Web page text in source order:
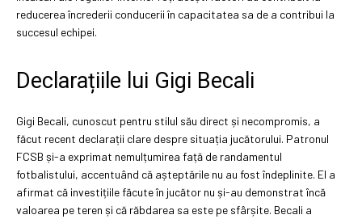
reducerea încrederii conducerii în capacitatea sa de a contribui la
succesul echipei.
Declarațiile lui Gigi Becali
Gigi Becali, cunoscut pentru stilul său direct și necompromis, a
făcut recent declarații clare despre situația jucătorului. Patronul
FCSB și-a exprimat nemulțumirea față de randamentul
fotbalistului, accentuând că așteptările nu au fost îndeplinite. El a
afirmat că investițiile făcute în jucător nu și-au demonstrat încă
valoarea pe teren și că răbdarea sa este pe sfârșite. Becali a